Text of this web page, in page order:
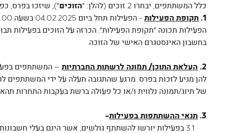
כלל המשתתפים, יבחרו 2 זוכים (להלן: "
הזוכים"), שיזכו בפרס, כפי שמתואר בסעיף 5 להלן החל מיום
1. תקופת הפעילות
בחשבון האינסטגרם האישי של הזוכה.
2. העלאת התוכן/ תמונה לרשתות החברתיות– המשתתפים
להן מגיע לזכות בפרס. מרגע שהתגובה תעלה על ידי
של תיוג/תמונה נלווית ו/או כל פעולה ברשת בעקבות התחרות
3. תנאי ההשתתפות בפעילות-
3.1 בפעילות יורשו להשתתף גולשים, אשר הינם בעלי